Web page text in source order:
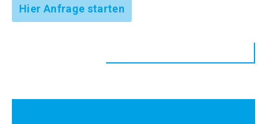
Hier Anfrage starten